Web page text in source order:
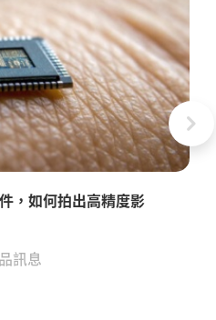
，如何拍出高精度影
訊息